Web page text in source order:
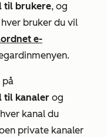
til brukere, og
bruker du vil
e-
på
til kanaler og
kanal du
private kanaler